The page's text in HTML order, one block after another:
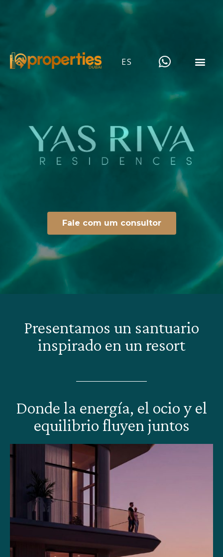
ES
Fale com um consultor
Presentamos un santuario
inspirado en un resort
Donde la energía, el ocio y el
equilibrio fluyen juntos